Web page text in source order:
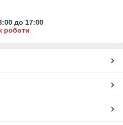
до 17:00
роботи